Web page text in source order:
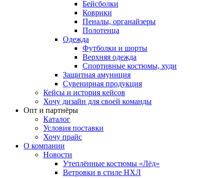
Бейсболки
Коврики
Пеналы, органайзеры
Полотенца
Одежда
Футболки и шорты
Верхняя одежда
Спортивные костюмы, худи
Защитная амуниция
Сувенирная продукция
Кейсы и история кейсов
Хочу дизайн для своей команды
Опт и партнёры
Каталог
Условия поставки
Хочу прайс
О компании
Новости
Утеплённые костюмы «Лёд»
Ветровки в стиле НХЛ